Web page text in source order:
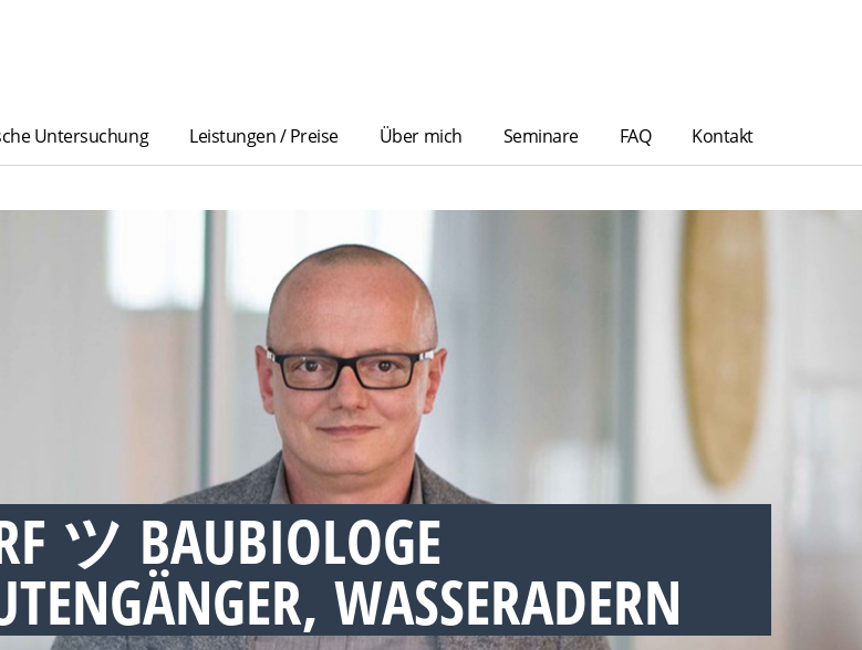
Untersuchung Leistungen / Preise Über mich Seminare FAQ Kontakt
ツ BAUBIOLOGE
WASSERADERN